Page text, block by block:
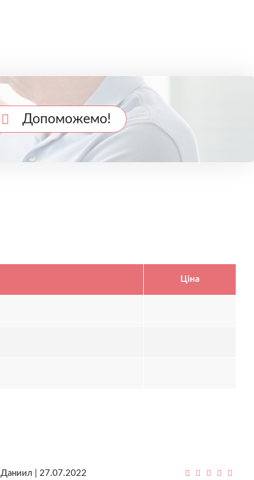
Допоможемо!
Ціна
Даниил | 27.07.2022